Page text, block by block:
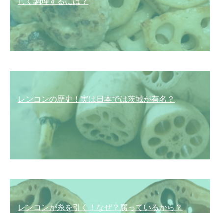
レンコンの歴史！実は日本では茨城が有名？
レンコンが糸を引く！なぜ？腐っているから？